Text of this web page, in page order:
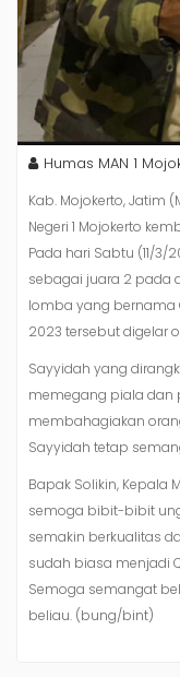
Humas MAN 1
Kab. Mojokerto, Jatim
Negeri 1 Mojokerto
Pada hari Sabtu (11/
sebagai juara 2 pada
lomba yang bernama
2023 tersebut digelar
Sayyidah yang
memegang piala dan
membahagiakan
Sayyidah tetap
Bapak Solikin, Kepala
semoga bibit-bibit
semakin berkualitas
sudah biasa menjadi
Semoga semangat
beliau. (bung/bint)